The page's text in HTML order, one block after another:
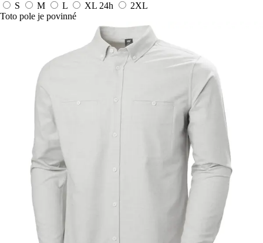
S
M L XL 24h
2XL
Toto pole je povinné